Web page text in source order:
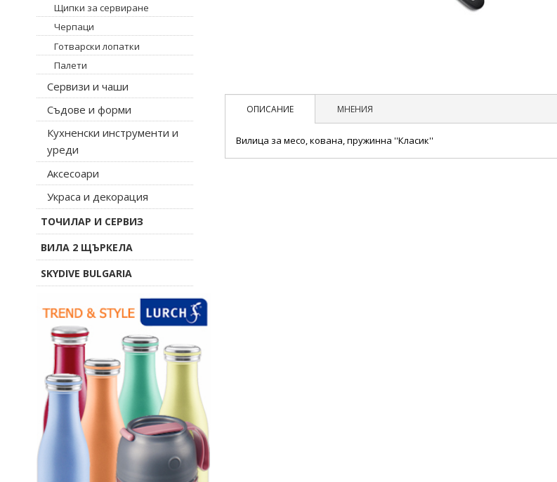
ОПИСАНИЕ МНЕНИЯ
Вилица за месо, кована, пружинна ''Класик''
Щипки за сервиране
Черпаци
Готварски лопатки
Палети
Сервизи и чаши
Съдове и форми
Кухненски инструменти и
уреди
Аксесоари
Украса и декорация
ТОЧИЛАР И СЕРВИЗ
ВИЛА 2 ЩЪРКЕЛА
SKYDIVE BULGARIA